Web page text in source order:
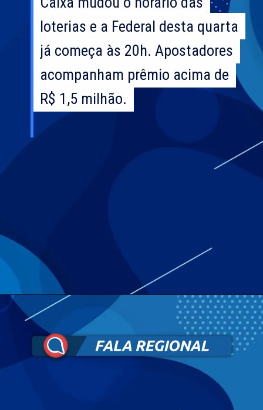
loterias e a Federal desta quarta
já começa às 20h. Apostadores
acompanham prêmio acima de
R$ 1,5 milhão.
loterias e a Federal desta quarta
já começa às 20h. Apostadores
acompanham prêmio acima de
R$ 1,5 milhão.